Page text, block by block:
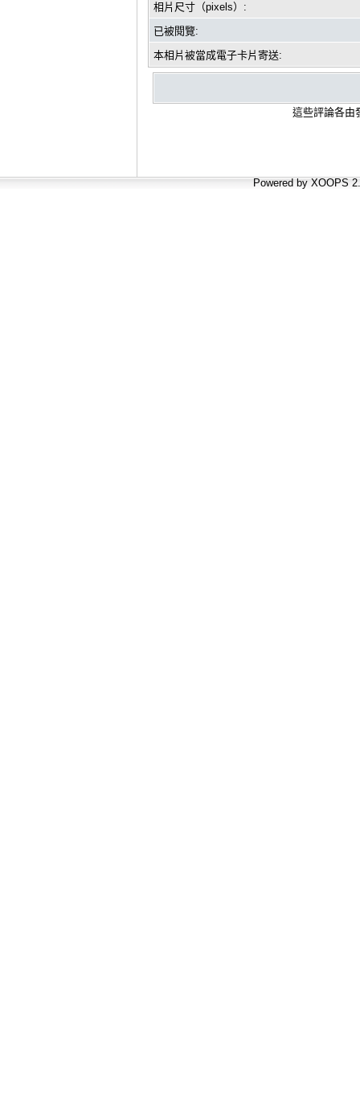
相片尺寸（pixels）:
已被閱覽:
本相片被當成電子卡片寄送:
這些評論各由
Powered by XOOPS